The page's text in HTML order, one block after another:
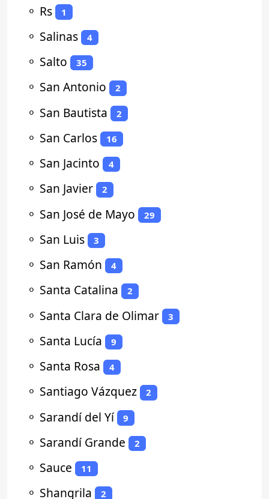
⚬ Rs 1
⚬ Salinas 4
⚬ Salto 35
⚬ San Antonio 2
⚬ San Bautista 2
⚬ San Carlos 16
⚬ San Jacinto 4
⚬ San Javier 2
⚬ San José de Mayo 29
⚬ San Luis 3
⚬ San Ramón 4
⚬ Santa Catalina 2
⚬ Santa Clara de Olimar 3
⚬ Santa Lucía 9
⚬ Santa Rosa 4
⚬ Santiago Vázquez 2
⚬ Sarandí del Yí 9
⚬ Sarandí Grande 2
⚬ Sauce 11
⚬ Shangrila 2